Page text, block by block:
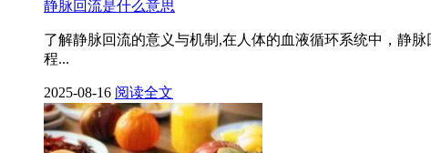
静脉回流是什么意思
了解静脉回流的意义与机制,在人体的血液循环系统中，静
程...
2025-08-16 阅读全文